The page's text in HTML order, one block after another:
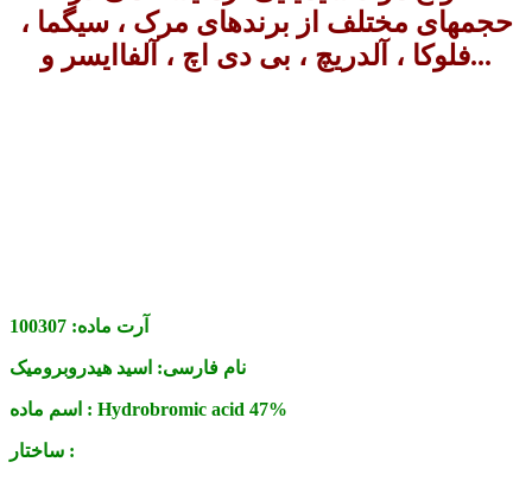
حجمهای مختلف از برندهای مرک ، سیگما ،
فلوکا ، آلدریچ ، بی دی اچ ، آلفاایسر و...
آرت ماده: 100307
نام فارسی: اسید هیدروبرومیک
اسم ماده : Hydrobromic acid 47%
ساختار :